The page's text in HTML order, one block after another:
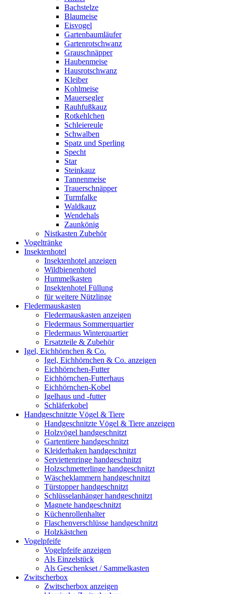
Bachstelze
Blaumeise
Eisvogel
Gartenbaumläufer
Gartenrotschwanz
Grauschnäpper
Haubenmeise
Hausrotschwanz
Kleiber
Kohlmeise
Mauersegler
Rauhfußkauz
Rotkehlchen
Schleiereule
Schwalben
Spatz und Sperling
Specht
Star
Steinkauz
Tannenmeise
Trauerschnäpper
Turmfalke
Waldkauz
Wendehals
Zaunkönig
Nistkasten Zubehör
Vogeltränke
Insektenhotel
Insektenhotel anzeigen
Wildbienenhotel
Hummelkasten
Insektenhotel Füllung
für weitere Nützlinge
Fledermauskasten
Fledermauskasten anzeigen
Fledermaus Sommerquartier
Fledermaus Winterquartier
Ersatzteile & Zubehör
Igel, Eichhörnchen & Co.
Igel, Eichhörnchen & Co. anzeigen
Eichhörnchen-Futter
Eichhörnchen-Futterhaus
Eichhörnchen-Kobel
Igelhaus und -futter
Schläferkobel
Handgeschnitzte Vögel & Tiere
Handgeschnitzte Vögel & Tiere anzeigen
Holzvögel handgeschnitzt
Gartentiere handgeschnitzt
Kleiderhaken handgeschnitzt
Serviettenringe handgeschnitzt
Holzschmetterlinge handgeschnitzt
Wäscheklammern handgeschnitzt
Türstopper handgeschnitzt
Schlüsselanhänger handgeschnitzt
Magnete handgeschnitzt
Küchenrollenhalter
Flaschenverschlüsse handgeschnitzt
Holzkästchen
Vogelpfeife
Vogelpfeife anzeigen
Als Einzelstück
Als Geschenkset / Sammelkasten
Zwitscherbox
Zwitscherbox anzeigen